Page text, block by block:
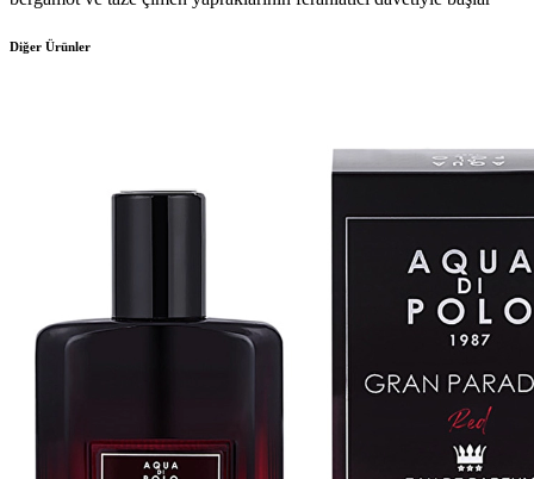
Diğer Ürünler